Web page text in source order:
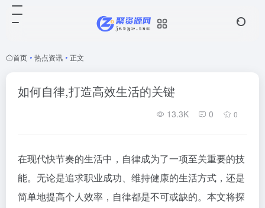
首页 • 热点资讯 • 正文
如何自律,打造高效生活的关键
13.3K 0 0
在现代快节奏的生活中，自律成为了一项至关重要的技
能。无论是追求职业成功、维持健康的生活方式，还是
简单地提高个人效率，自律都是不可或缺的。本文将探